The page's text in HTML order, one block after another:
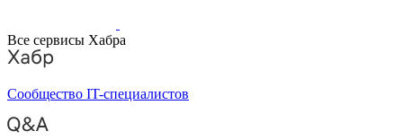
Все сервисы Хабра
Сообщество IT-специалистов